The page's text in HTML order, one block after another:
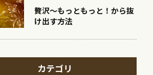
贅沢〜もっともっと！から抜
け出す方法
カテゴリ